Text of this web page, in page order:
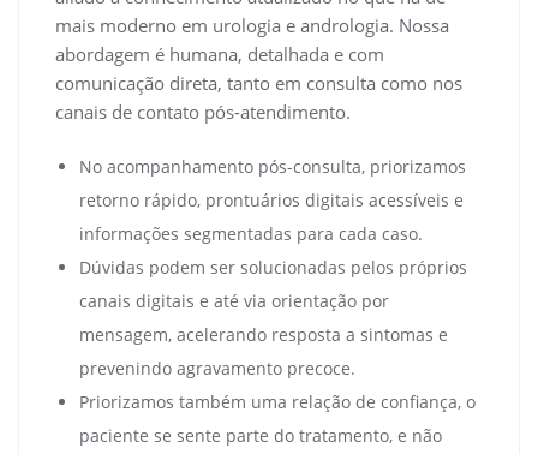
mais moderno em urologia e andrologia. Nossa
abordagem é humana, detalhada e com
comunicação direta, tanto em consulta como nos
canais de contato pós-atendimento.
No acompanhamento pós-consulta, priorizamos
retorno rápido, prontuários digitais acessíveis e
informações segmentadas para cada caso.
Dúvidas podem ser solucionadas pelos próprios
canais digitais e até via orientação por
mensagem, acelerando resposta a sintomas e
prevenindo agravamento precoce.
Priorizamos também uma relação de confiança, o
paciente se sente parte do tratamento, e não